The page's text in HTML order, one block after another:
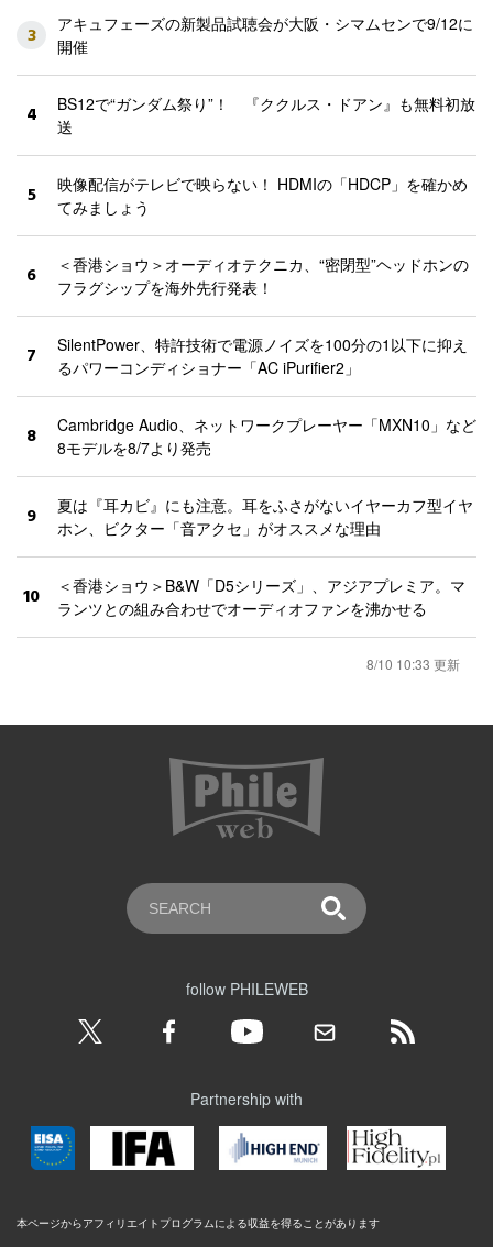
3
アキュフェーズの新製品試聴会が大阪・シマムセンで9/12に
開催
4
BS12で“ガンダム祭り”！ 『ククルス・ドアン』も無料初放
送
5
映像配信がテレビで映らない！ HDMIの「HDCP」を確かめ
てみましょう
6
＜香港ショウ＞オーディオテクニカ、“密閉型”ヘッドホンの
フラグシップを海外先行発表！
7
SilentPower、特許技術で電源ノイズを100分の1以下に抑え
るパワーコンディショナー「AC iPurifier2」
8
Cambridge Audio、ネットワークプレーヤー「MXN10」など
8モデルを8/7より発売
9
夏は『耳カビ』にも注意。耳をふさがないイヤーカフ型イヤ
ホン、ビクター「音アクセ」がオススメな理由
10
＜香港ショウ＞B&W「D5シリーズ」、アジアプレミア。マ
ランツとの組み合わせでオーディオファンを沸かせる
8/10 10:33 更新
follow PHILEWEB
Partnership with
本ページからアフィリエイトプログラムによる収益を得ることがあります